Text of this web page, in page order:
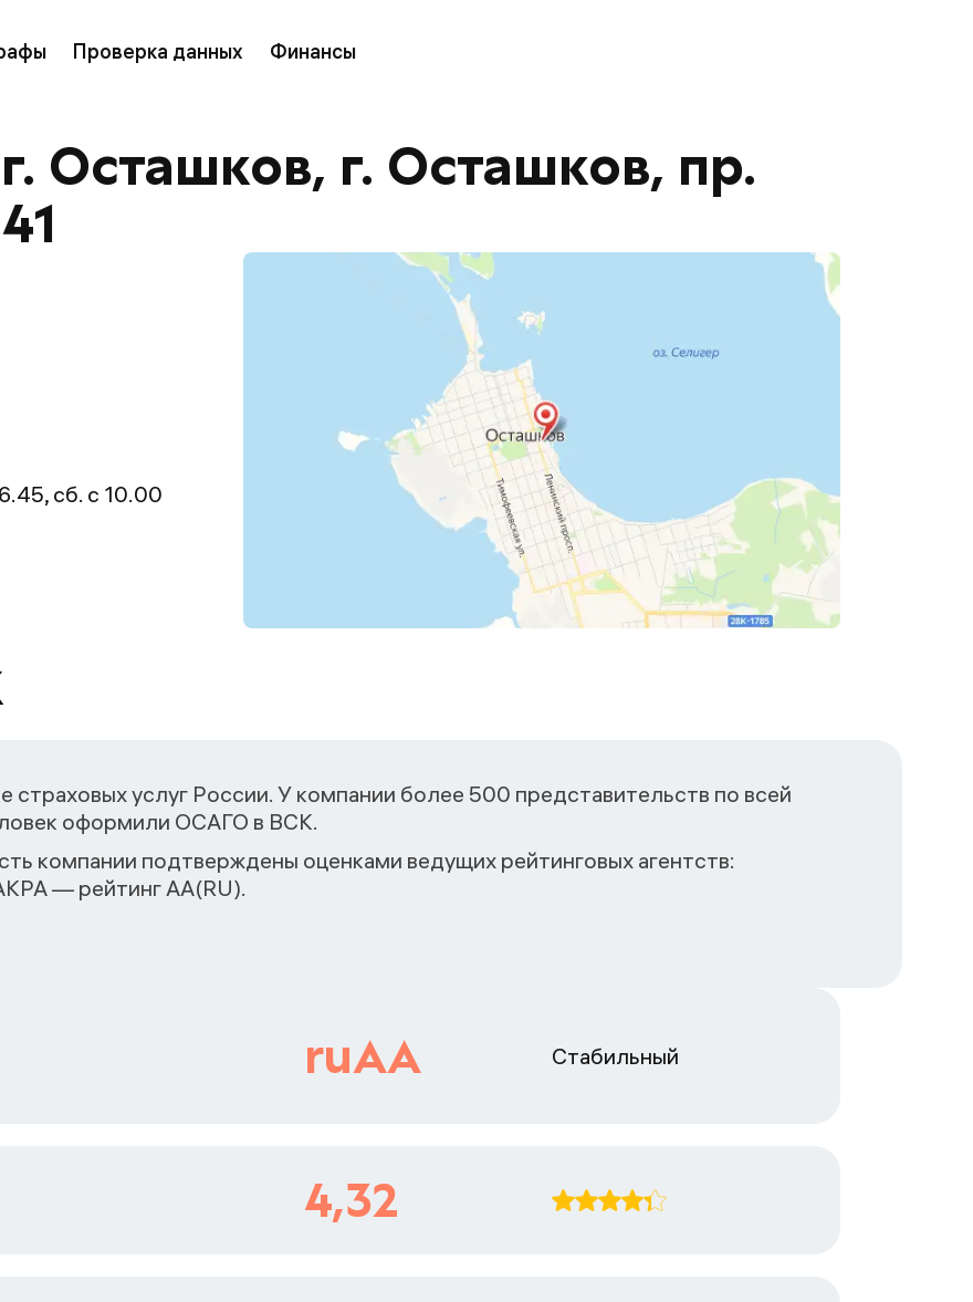
Проверка данных Финансы
Осташков, г. Осташков, пр.
сб. с 10.00
услуг России. У компании более 500 представительств по всей
оформили ОСАГО в ВСК.
компании подтверждены оценками ведущих рейтинговых агентств:
— рейтинг АА(RU).
ruAA Стабильный
4,32